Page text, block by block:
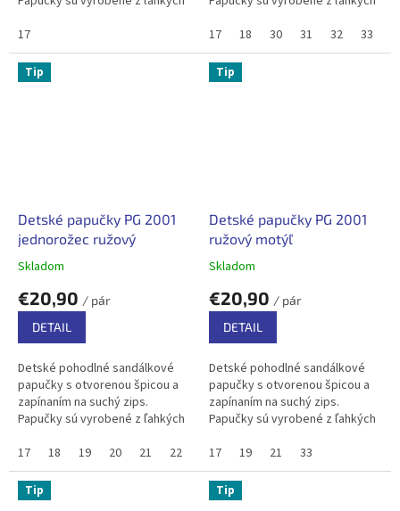
textil zabezpečuje priedušnosť .
V...
17
textil zabezpečuje priedušnosť .
V...
17 18 30 31 32 33
Tip
Detské papučky PG 2001
jednorožec ružový
Skladom
€20,90 / pár
DETAIL
Detské pohodlné sandálkové
papučky s otvorenou špicou a
zapínaním na suchý zips.
Papučky sú vyrobené z ľahkých
textil zabezpečuje priedušnosť .
V...
17 18 19 20 21 22 33
Tip
Detské papučky PG 2001
ružový motýľ
Skladom
€20,90 / pár
DETAIL
Detské pohodlné sandálkové
papučky s otvorenou špicou a
zapínaním na suchý zips.
Papučky sú vyrobené z ľahkých
textil zabezpečuje priedušnosť .
V...
17 19 21 33
Tip Tip